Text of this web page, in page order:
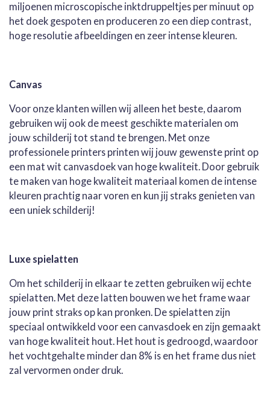
miljoenen microscopische inktdruppeltjes per minuut op
het doek gespoten en produceren zo een diep contrast,
hoge resolutie afbeeldingen en zeer intense kleuren.
Canvas
Voor onze klanten willen wij alleen het beste, daarom
gebruiken wij ook de meest geschikte materialen om
jouw schilderij tot stand te brengen. Met onze
professionele printers printen wij jouw gewenste print op
een mat wit canvasdoek van hoge kwaliteit. Door gebruik
te maken van hoge kwaliteit materiaal komen de intense
kleuren prachtig naar voren en kun jij straks genieten van
een uniek schilderij!
Luxe spielatten
Om het schilderij in elkaar te zetten gebruiken wij echte
spielatten. Met deze latten bouwen we het frame waar
jouw print straks op kan pronken. De spielatten zijn
speciaal ontwikkeld voor een canvasdoek en zijn gemaakt
van hoge kwaliteit hout. Het hout is gedroogd, waardoor
het vochtgehalte minder dan 8% is en het frame dus niet
zal vervormen onder druk.